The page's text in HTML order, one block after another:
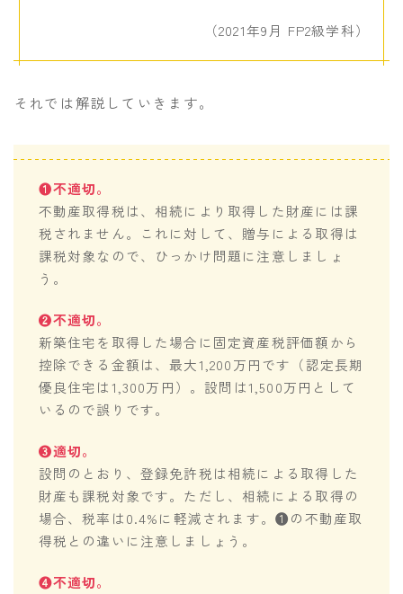
（2021年9月 FP2級学科）
それでは解説していきます。
❶不適切。
不動産取得税は、相続により取得した財産には課
税されません。これに対して、贈与による取得は
課税対象なので、ひっかけ問題に注意しましょ
う。
❷不適切。
新築住宅を取得した場合に固定資産税評価額から
控除できる金額は、最大1,200万円です（認定長期
優良住宅は1,300万円）。設問は1,500万円として
いるので誤りです。
❸適切。
設問のとおり、登録免許税は相続による取得した
財産も課税対象です。ただし、相続による取得の
場合、税率は0.4%に軽減されます。❶の不動産取
得税との違いに注意しましょう。
❹不適切。